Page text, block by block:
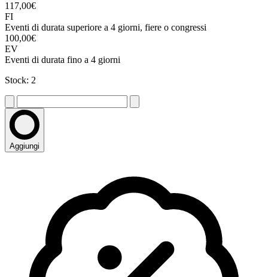
117,00€
FI
Eventi di durata superiore a 4 giorni, fiere o congressi
100,00€
EV
Eventi di durata fino a 4 giorni
Stock: 2
Aggiungi